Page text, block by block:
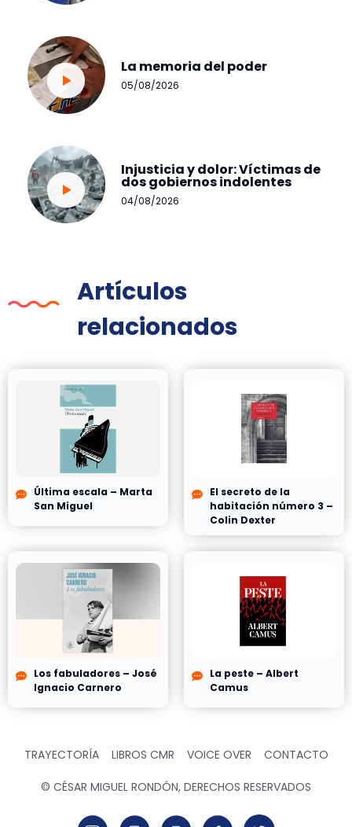
La memoria del poder
05/08/2026
Injusticia y dolor: Víctimas de
dos gobiernos indolentes
04/08/2026
Artículos
relacionados
Última escala – Marta
San Miguel
El secreto de la
habitación número 3 –
Colin Dexter
Los fabuladores – José
Ignacio Carnero
La peste – Albert
Camus
TRAYECTORÍA LIBROS CMR VOICE OVER CONTACTO
© CÉSAR MIGUEL RONDÓN, DERECHOS RESERVADOS